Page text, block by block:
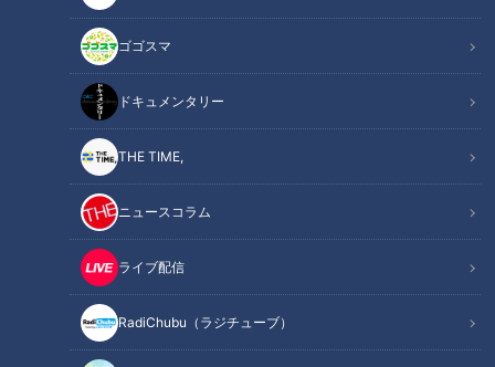
ゴゴスマ
ドキュメンタリー
THE TIME,
ニュースコラム
ライブ配信
RadiChubu（ラジチューブ）
今が旬！巨大岩がき＆大あさり
“ハラペーニョ”を育てる農家レストラン
日帰りもできる！絶景温泉＆豪華お値打ちランチ
24時間営業！地元生産者が出店する産直マルシェ
オススメ関連コンテンツ
今が旬！巨大岩がき＆大あさり